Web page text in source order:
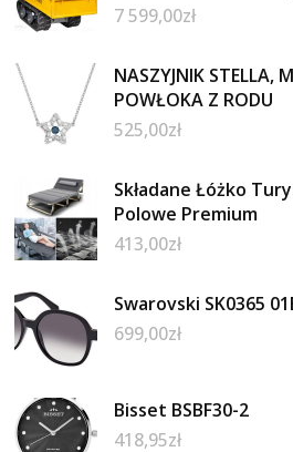
7 599,00zł
NASZYJNIK STELLA,
POWŁOKA Z RODU
525,00zł
Składane Łóżko
Polowe Premium
413,00zł
Swarovski SK0365
699,00zł
Bisset BSBF30-2
418,95zł